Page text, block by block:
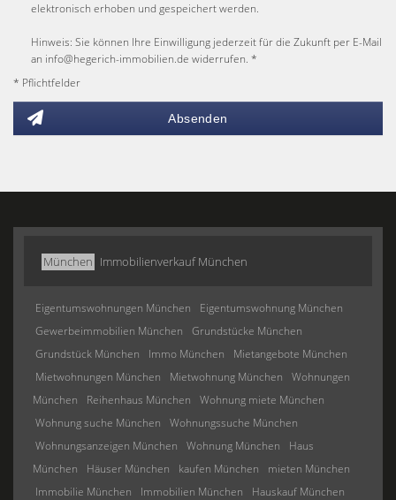
elektronisch erhoben und gespeichert werden.
Hinweis: Sie können Ihre Einwilligung jederzeit für die Zukunft per E-Mail
an info@hegerich-immobilien.de widerrufen. *
* Pflichtfelder
Absenden
München Immobilienverkauf München
Eigentumswohnungen München
Eigentumswohnung München
Gewerbeimmobilien München
Grundstücke München
Grundstück München
Immo München
Mietangebote München
Mietwohnungen München
Mietwohnung München
Wohnungen
München
Reihenhaus München
Wohnung miete München
Wohnung suche München
Wohnungssuche München
Wohnungsanzeigen München
Wohnung München
Haus
München
Häuser München kaufen München
mieten München
Immobilie München
Immobilien München
Hauskauf München